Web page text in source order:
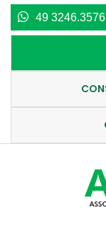
49 3246.3576